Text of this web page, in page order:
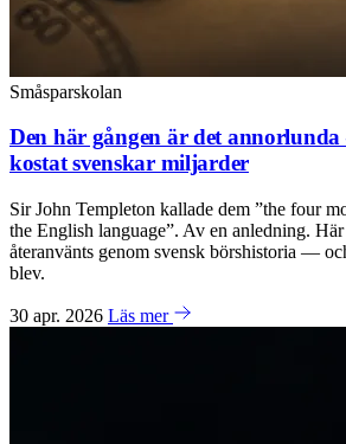
Småsparskolan
Den här gången är det
kostat svenskar miljarder
Sir John Templeton kallade dem ”the four
the English language”. Av en anledning.
återanvänts genom svensk börshistoria —
blev.
30 apr. 2026 Läs mer